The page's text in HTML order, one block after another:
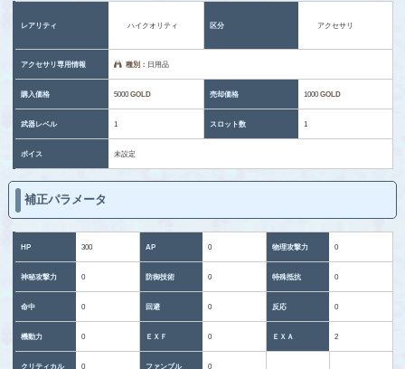
レアリティ ハイクオリティ 区分 アクセサリ
アクセサリ専用情報 種別： 日用品
購入価格 5000GOLD 売却価格 1000GOLD
武器レベル 1 スロット数 1
ボイス 未設定
補正パラメータ
HP 300 AP 0 物理攻撃力 0
神秘攻撃力 0 防御技術 0 特殊抵抗 0
命中 0 回避 0 反応 0
機動力 0 ＥＸＦ 0 ＥＸＡ 2
クリティカル 0 ファンブル 0